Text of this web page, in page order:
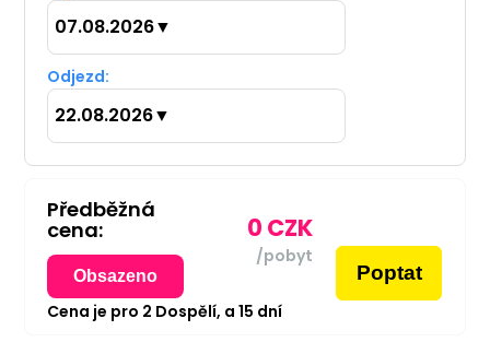
07.08.2026▼
Odjezd:
22.08.2026▼
Předběžná
cena:
Obsazeno
0 CZK
/pobyt
Poptat
Cena je pro 2 Dospělí, a 15 dní